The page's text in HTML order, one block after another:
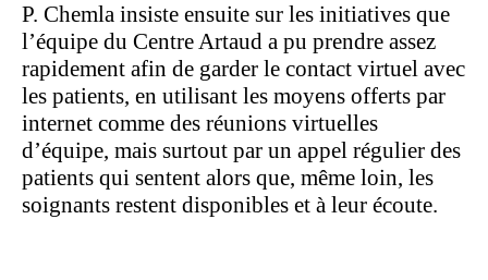
P. Chemla insiste ensuite sur les initiatives que
l’équipe du Centre Artaud a pu prendre assez
rapidement afin de garder le contact virtuel avec
les patients, en utilisant les moyens offerts par
internet comme des réunions virtuelles
d’équipe, mais surtout par un appel régulier des
patients qui sentent alors que, même loin, les
soignants restent disponibles et à leur écoute.